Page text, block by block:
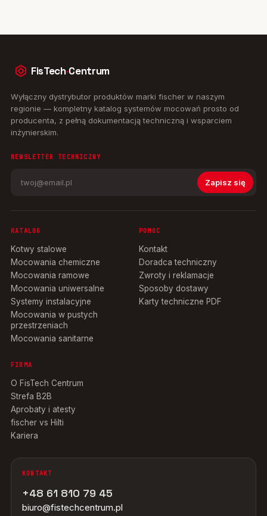
FisTech·Centrum
Wyłączny dystrybutor produktów marki fischer w naszym
regionie — kompletny katalog systemów mocowań prosto od
producenta, z pełną dokumentacją techniczną i wsparciem
inżynierskim.
NEWSLETTER TECHNICZNY
Zapisz się
KATALOG
Kotwy stalowe
Mocowania chemiczne
Mocowania ramowe
Mocowania uniwersalne
Systemy instalacyjne
Mocowania w pustych
przestrzeniach
Mocowania sanitarne
POMOC
Kontakt
Doradca techniczny
Zwroty i reklamacje
Sposoby dostawy
Karty techniczne PDF
FIRMA
O FisTech Centrum
Strefa B2B
Aprobaty i atesty
fischer vs Hilti
Kariera
KONTAKT
+48 61 810 79 45
biuro@fistechcentrum.pl